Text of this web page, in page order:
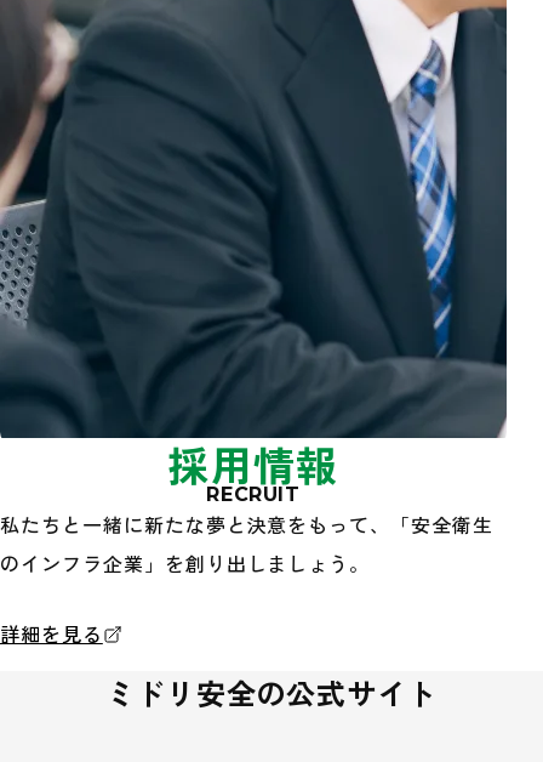
採用情報
RECRUIT
私たちと一緒に新たな夢と決意をもって、「安全衛生
のインフラ企業」を創り出しましょう。
採用情報
詳細を見る
ミドリ安全の公式サイト